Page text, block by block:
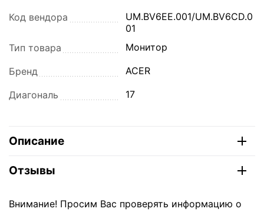
Код вендора
UM.BV6EE.001/UM.BV6CD.0
01
Тип товара
Монитор
Бренд ACER
Диагональ 17
Описание
Отзывы
Внимание! Просим Вас проверять информацию о